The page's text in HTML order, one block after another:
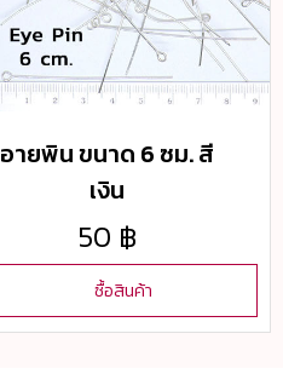
อายพิน ขนาด 6 ซม. สี
เงิน
50 ฿
ซื้อสินค้า